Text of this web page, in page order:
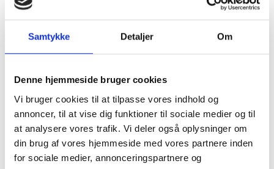
Samtykke Detaljer Om
Denne hjemmeside bruger cookies
Vi bruger cookies til at tilpasse vores indhold og
annoncer, til at vise dig funktioner til sociale medier og til
at analysere vores trafik. Vi deler også oplysninger om
din brug af vores hjemmeside med vores partnere inden
for sociale medier, annonceringspartnere og
Søg
Recent Posts
Tema 1: Grønland